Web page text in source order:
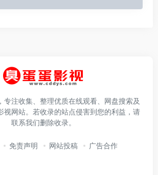
专注收集、整理优质在线观看、网盘搜索及
视网站。若收录的站点侵害到您的利益，请
联系我们删除收录。
免责声明 网站投稿 广告合作